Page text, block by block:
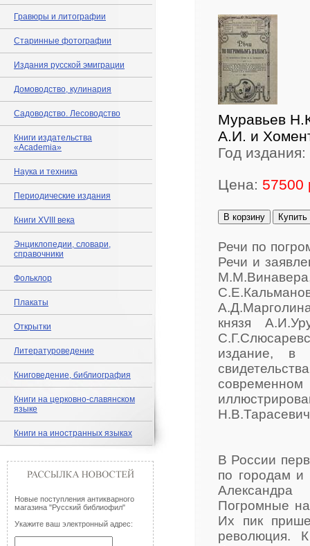
Гравюры и литографии
Старинные фотографии
Издания русской эмиграции
Домоводство, кулинария
Садоводство. Лесоводство
Книги издательства
«Academia»
Наука и техника
Периодические издания
Книги XVIII века
Энциклопедии, словари,
справочники
Фольклор
Плакаты
Открытки
Литературоведение
Книговедение, библиография
Книги на церковно-славянском
языке
Книги на иностранных языках
Новые поступления антикварного
магазина "Русский библиофил"
Укажите ваш электронный адрес:
Муравьев
А.И. и
Год издания:
Цена: 57500
В корзину Купить
Речи по
Речи и
князя
издание, в
В России
по городам и
Погромные
Их пик
революция.